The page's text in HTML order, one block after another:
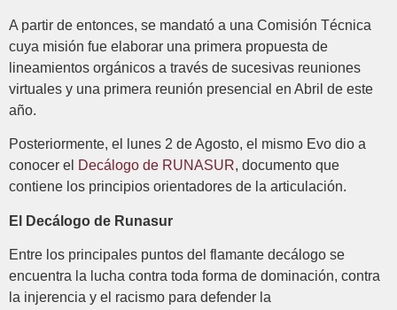
A partir de entonces, se mandató a una Comisión Técnica
cuya misión fue elaborar una primera propuesta de
lineamientos orgánicos a través de sucesivas reuniones
virtuales y una primera reunión presencial en Abril de este
año.
Posteriormente, el lunes 2 de Agosto, el mismo Evo dio a
conocer el Decálogo de RUNASUR, documento que
contiene los principios orientadores de la articulación.
El Decálogo de Runasur
Entre los principales puntos del flamante decálogo se
encuentra la lucha contra toda forma de dominación, contra
la injerencia y el racismo para defender la